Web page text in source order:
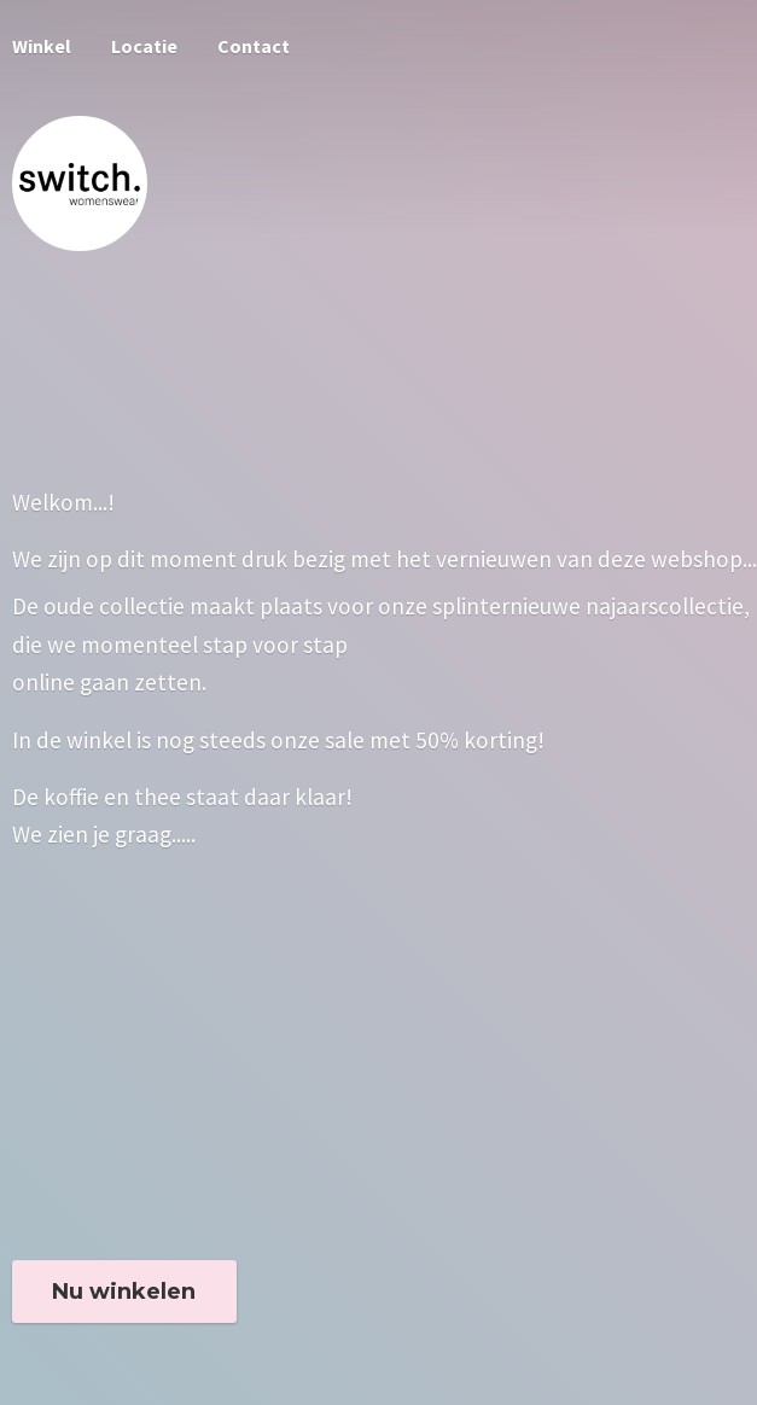
Winkel Locatie Contact
Welkom...!
We zijn op dit moment druk bezig met het vernieuwen van deze webshop...
De oude collectie maakt plaats voor onze splinternieuwe najaarscollectie,
die we momenteel stap voor stap
online gaan zetten.
In de winkel is nog steeds onze sale met 50% korting!
De koffie en thee staat daar klaar!
We zien je graag.....
Nu winkelen